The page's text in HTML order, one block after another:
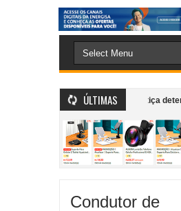
ÚLTIMAS
ao Executivo Justiça
Projeto Girarte supera 5 mil
Condutor de